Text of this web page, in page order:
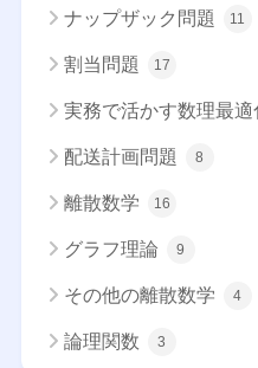
ナップザック問題 11
割当問題 17
実務で活かす数理最適
配送計画問題 8
離散数学 16
グラフ理論 9
その他の離散数学 4
論理関数 3